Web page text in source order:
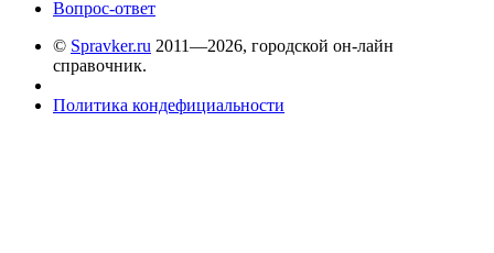
Вопрос-ответ
© Spravker.ru 2011—2026, городской он-лайн
справочник.
Политика кондефициальности